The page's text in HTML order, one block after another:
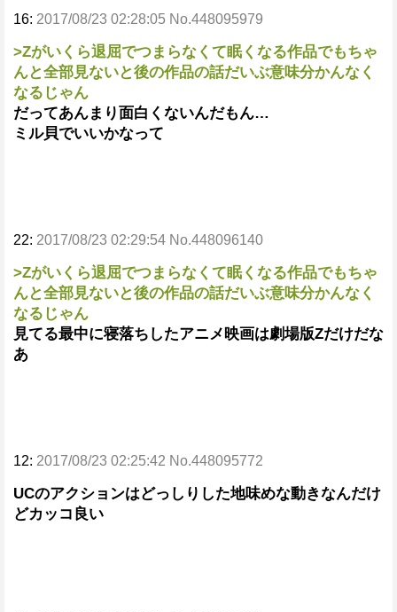
16: 2017/08/23 02:28:05 No.448095979
>Zがいくら退屈でつまらなくて眠くなる作品でもちゃ
んと全部見ないと後の作品の話だいぶ意味分かんなく
なるじゃん
だってあんまり面白くないんだもん…
ミル貝でいいかなって
22: 2017/08/23 02:29:54 No.448096140
>Zがいくら退屈でつまらなくて眠くなる作品でもちゃ
んと全部見ないと後の作品の話だいぶ意味分かんなく
なるじゃん
見てる最中に寝落ちしたアニメ映画は劇場版Zだけだな
あ
12: 2017/08/23 02:25:42 No.448095772
UCのアクションはどっしりした地味めな動きなんだけ
どカッコ良い